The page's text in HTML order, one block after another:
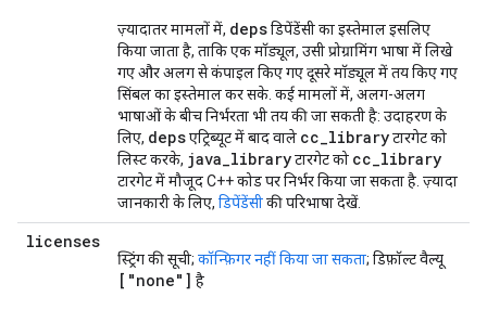
ज़्यादातर मामलों में, depsडिपेंडेंसी का इस्तेमाल इसलिए
किया जाता है, ताकि एक मॉड्यूल, उसी प्रोग्रामिंग भाषा में लिखे
गए और अलग से कंपाइल किए गए दूसरे मॉड्यूल में तय किए गए
सिंबल का इस्तेमाल कर सके. कई मामलों में, अलग-अलग
भाषाओं के बीच निर्भरता भी तय की जा सकती है: उदाहरण के
लिए, depsएट्रिब्यूट में बाद वाले cc_libraryटारगेट को
लिस्ट करके, java_libraryटारगेट को cc_library
टारगेट में मौजूद C++ कोड पर निर्भर किया जा सकता है. ज़्यादा
जानकारी के लिए, डिपेंडेंसीकी परिभाषा देखें.
licenses
स्ट्रिंग की सूची; कॉन्फ़िगर नहीं किया जा सकता; डिफ़ॉल्ट वैल्यू
["none"] है